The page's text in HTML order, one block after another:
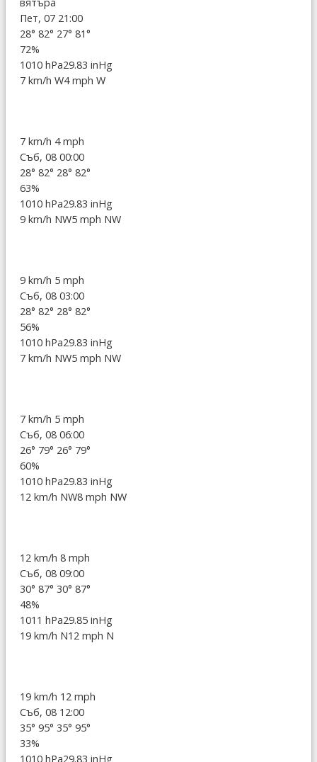
Пет, 07 21:00
28° 82° 27° 81°
72%
1010 hPa29.83 inHg
7 km/h W4 mph W
7 km/h 4 mph
Съб, 08 00:00
28° 82° 28° 82°
63%
1010 hPa29.83 inHg
9 km/h NW5 mph NW
9 km/h 5 mph
Съб, 08 03:00
28° 82° 28° 82°
56%
1010 hPa29.83 inHg
7 km/h NW5 mph NW
7 km/h 5 mph
Съб, 08 06:00
26° 79° 26° 79°
60%
1010 hPa29.83 inHg
12 km/h NW8 mph NW
12 km/h 8 mph
Съб, 08 09:00
30° 87° 30° 87°
48%
1011 hPa29.85 inHg
19 km/h N12 mph N
19 km/h 12 mph
Съб, 08 12:00
35° 95° 35° 95°
33%
1010 hPa29.83 inHg